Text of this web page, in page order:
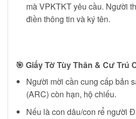
mà VPKTKT yêu cầu. Người
điền thông tin và ký tên.
🎯 Giấy Tờ Tùy Thân & Cư Trú
Người mời cần cung cấp bản
(ARC) còn hạn, hộ chiếu.
Nếu là con dâu/con rể người